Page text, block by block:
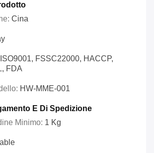
Cina
ISO9001, FSSC22000, HACCP,
FDA
HW-MME-001
E Di Spedizione
Minimo: 1 Kg